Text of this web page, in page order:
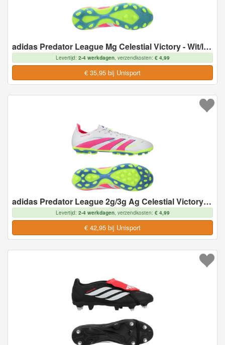
adidas Predator League Mg Celestial Victory - Wit/lucide Roze/lucid Lemon - Multi Ground (Mg), maat 46
Levertijd: 2-4 werkdagen, verzendkosten: € 4,99
€ 35,95 bij Unisport
adidas Predator League 2g/3g Ag Celestial Victory - Wit/lucide Roze/lucid Lemon - Kunstgras (Ag), maat 46
Levertijd: 2-4 werkdagen, verzendkosten: € 4,99
€ 42,95 bij Unisport